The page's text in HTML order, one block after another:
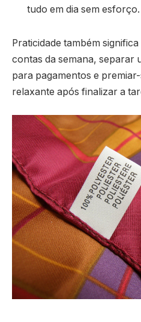
tudo em dia sem esforço.
Praticidade também
contas da semana, separar
para pagamentos e
relaxante após finalizar a